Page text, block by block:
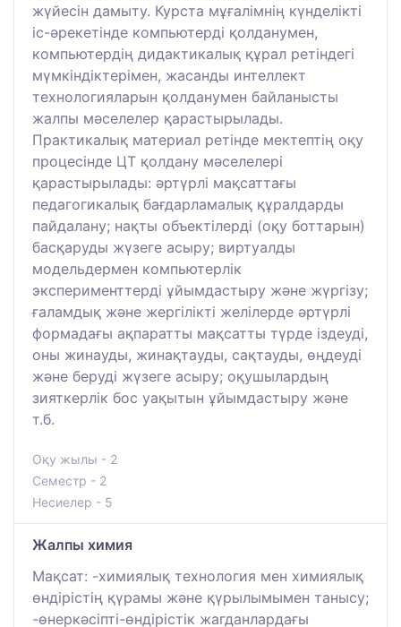
жүйесін дамыту. Курста мұғалімнің күнделікті
іс-әрекетінде компьютерді қолданумен,
компьютердің дидактикалық құрал ретіндегі
мүмкіндіктерімен, жасанды интеллект
технологияларын қолданумен байланысты
жалпы мәселелер қарастырылады.
Практикалық материал ретінде мектептің оқу
процесінде ЦТ қолдану мәселелері
қарастырылады: әртүрлі мақсаттағы
педагогикалық бағдарламалық құралдарды
пайдалану; нақты объектілерді (оқу боттарын)
басқаруды жүзеге асыру; виртуалды
модельдермен компьютерлік
эксперименттерді ұйымдастыру және жүргізу;
ғаламдық және жергілікті желілерде әртүрлі
формадағы ақпаратты мақсатты түрде іздеуді,
оны жинауды, жинақтауды, сақтауды, өңдеуді
және беруді жүзеге асыру; оқушылардың
зияткерлік бос уақытын ұйымдастыру және
т.б.
Оқу жылы - 2
Семестр - 2
Несиелер - 5
Жалпы химия
Мақсат: -химиялық технология мен химиялық
өндірістің қүрамы және қүрылымымен танысу;
-өнеркәсіпті-өндірістік жагданлардағы